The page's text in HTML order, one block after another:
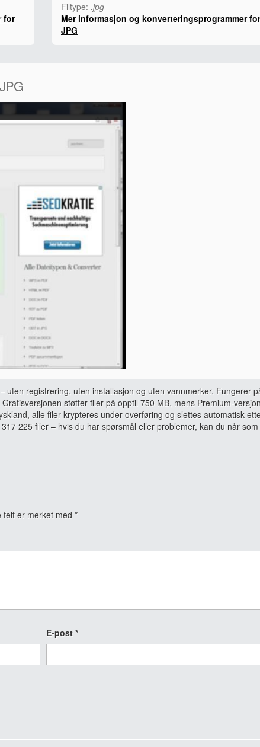
for
Filtype: .jpg
Mer informasjon og konverteringsprogrammer for
JPG
uten registrering, uten installasjon og uten vannmerker. Fungerer
støtter filer på opptil 750 MB, mens Premium-
alle filer krypteres under overføring og slettes automatisk
225 filer – hvis du har spørsmål eller problemer, kan du når
felt er merket med *
E-post *